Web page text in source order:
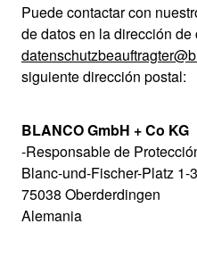
Puede contactar con
de datos en la dirección
siguiente dirección postal:
BLANCO GmbH + Co KG
-Responsable de
Blanc-und-Fischer-Platz 1-3
75038 Oberderdingen
Alemania